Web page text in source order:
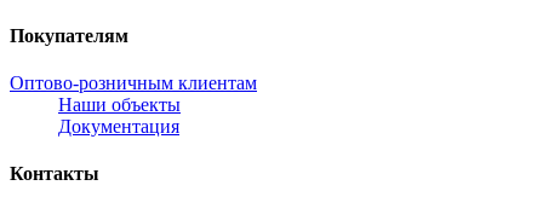
Покупателям
Оптово-розничным клиентам
Наши объекты
Документация
Контакты